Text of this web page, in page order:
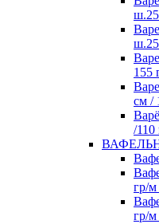
155
см /
/110
гр/
гр/м